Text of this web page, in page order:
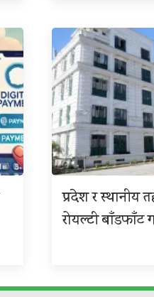
प्रदेश र स्थानीय
रोयल्टी बाँडफाँट